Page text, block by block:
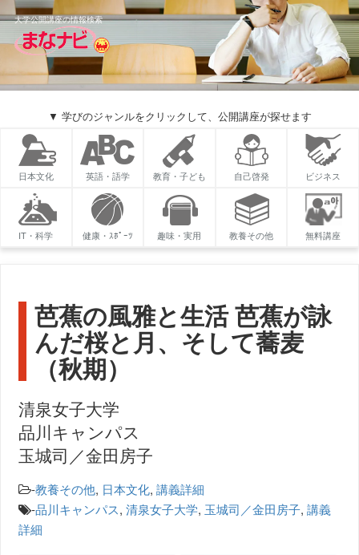
大学公開講座の情報検索
▼ 学びのジャンルをクリックして、公開講座が探せます
日本文化 英語・語学 教育・子ども 自己啓発 ビジネス
IT・科学 健康・ｽﾎﾟｰﾂ 趣味・実用 教養その他 無料講座
芭蕉の風雅と生活 芭蕉が詠
んだ桜と月、そして蕎麦
（秋期）
清泉女子大学
品川キャンパス
玉城司／金田房子
-教養その他, 日本文化,講義詳細
-品川キャンパス,清泉女子大学, 玉城司／金田房子,講義
詳細